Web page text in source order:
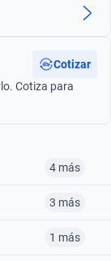
Cotizar
Cotiza para
4 más
3 más
1 más